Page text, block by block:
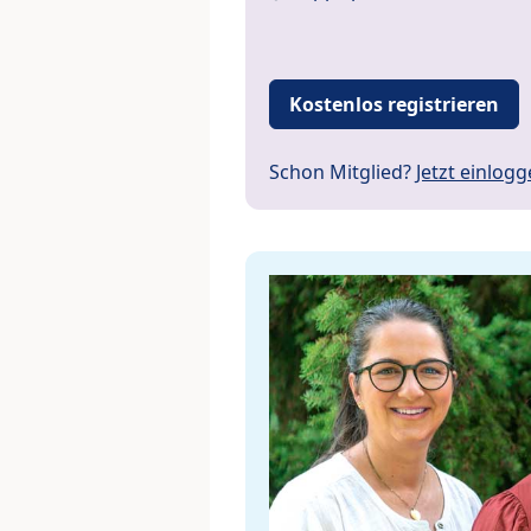
Kostenlos registrieren
Schon Mitglied? Jetzt